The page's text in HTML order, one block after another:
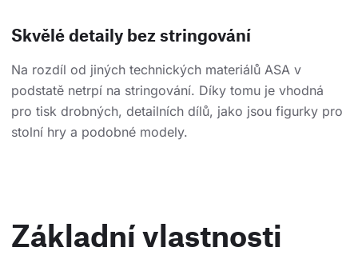
Skvělé detaily bez stringování
Na rozdíl od jiných technických materiálů ASA v
podstatě netrpí na stringování. Díky tomu je vhodná
pro tisk drobných, detailních dílů, jako jsou figurky pro
stolní hry a podobné modely.
Základní vlastnosti